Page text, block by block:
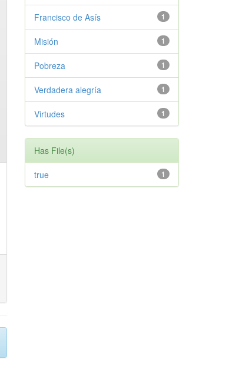
1
Francisco de Asís
1
Misión
1
Pobreza
1
Verdadera alegría
1
Virtudes
Has File(s)
1
true